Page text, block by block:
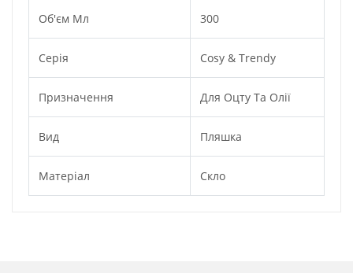
Об'єм Мл 300
Серія Cosy & Trendy
Призначення Для Оцту Та Олії
Вид Пляшка
Матеріал Скло